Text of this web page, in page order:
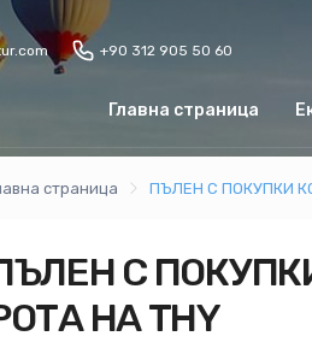
+90 312 905 50 60
Главна страница
страница ПЪЛЕН С ПОКУПКИ
С ПОКУПКИ
НА THY